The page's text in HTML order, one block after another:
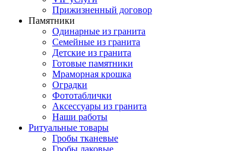
Прижизненный договор
Памятники
Одинарные из гранита
Семейные из гранита
Детские из гранита
Готовые памятники
Мраморная крошка
Оградки
Фототаблички
Аксессуары из гранита
Наши работы
Ритуальные товары
Гробы тканевые
Гробы лаковые